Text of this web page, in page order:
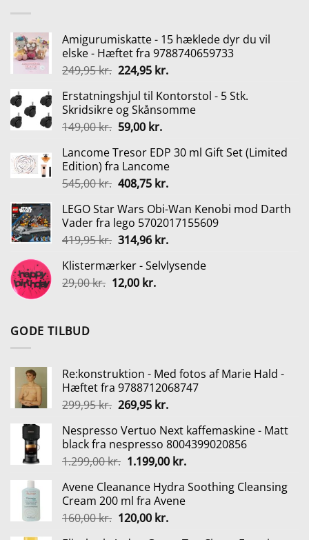
Amigurumiskatte - 15 hæklede dyr du vil
elske - Hæftet fra 9788740659733
249,95kr. Den
pris
var:
249,95 kr..
224,95 kr.Den
pris
er:
Erstatningshjul til Kontorstol - 5 Stk.
Skridsikre og Skånsomme
149,00kr. Den
pris
var:
149,00 kr..
59,00 kr.Den
pris
er:
59,00 kr..
Lancome Tresor EDP 30 ml Gift Set (Limited
Edition) fra Lancome
545,00kr. Den
pris
var:
545,00 kr..
408,75 kr.Den
pris
er:
408,75 kr..
LEGO Star Wars Obi-Wan Kenobi mod Darth
Vader fra lego 5702017155609
419,95kr. Den
pris
var:
314,96 kr.Den
pris
Klistermærker - Selvlysende
29,00kr. Den
12,00 kr.Den
GODE TILBUD
Re:konstruktion - Med fotos af Marie Hald -
Hæftet fra 9788712068747
299,95kr. Den
pris
var:
299,95 kr..
269,95 kr.Den
pris
er:
269,95 kr..
Nespresso Vertuo Next kaffemaskine - Matt
black fra nespresso 8004399020856
1.299,00kr. Den
pris
var:
1.299,00 kr..
1.199,00 kr.Den
pris
er:
Avene Cleanance Hydra Soothing Cleansing
Cream 200 ml fra Avene
160,00kr. Den
120,00 kr.Den